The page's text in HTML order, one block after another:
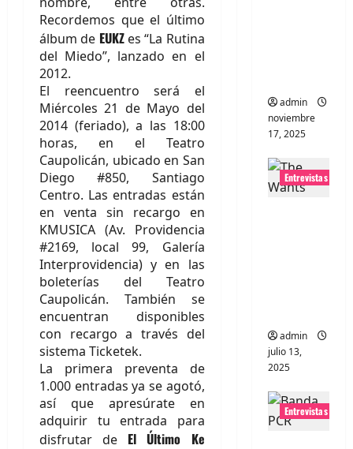
Recordemos que el último
álbum de EUKZes “La Rutina
del Miedo”, lanzado en el
2012.
El reencuentro será el
Miércoles 21 de Mayo del
2014 (feriado), a las 18:00
horas, en el Teatro
Caupolicán, ubicado en San
Diego #850, Santiago
Centro. Las entradas están
en venta sin recargo en
KMUSICA (Av. Providencia
#2169, local 99, Galería
Interprovidencia) y en las
boleterías del Teatro
Caupolicán. También se
encuentran disponibles
con recargo a través del
sistema Ticketek.
La primera preventa de
1.000 entradas ya se agotó,
así que apresúrate en
adquirir tu entrada para
disfrutar de El Último Ke
admin
noviembre
17, 2025
Entrevistas
admin
julio 13,
2025
Entrevistas